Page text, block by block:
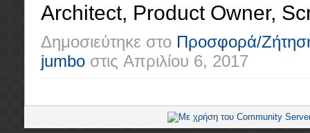
Architect, Product Owner,
Δημοσιεύτηκε στο Προσφορά/
jumbo στις Απριλίου 6, 2017